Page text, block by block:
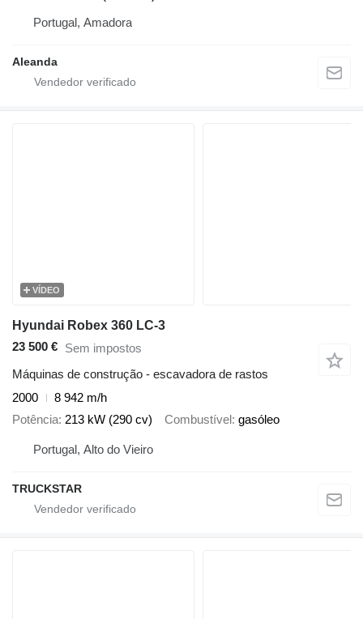
Portugal, Amadora
Aleanda
VÍDEO
Hyundai Robex 360 LC-3
23 500 € Sem impostos
Máquinas de construção - escavadora de rastos
2000
8 942 m/h
Potência 213 kW (290 cv) Combustível gasóleo
Portugal, Alto do Vieiro
TRUCKSTAR